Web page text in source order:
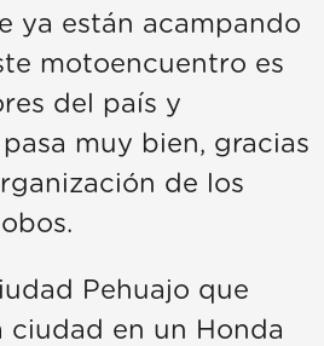
ya están acampando
motoencuentro es
del país y
muy bien, gracias
de los
Pehuajo que
ciudad en un Honda